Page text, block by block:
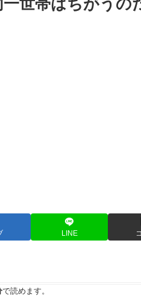
LINE
で読めます。